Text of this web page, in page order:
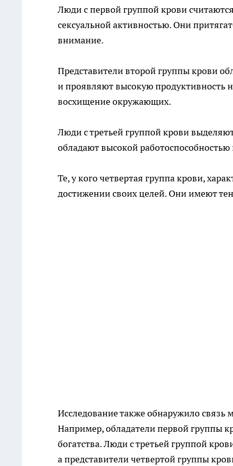
Люди с первой группой крови
сексуальной активностью. Они
внимание.
Представители второй группы крови
и проявляют высокую продуктивность
восхищение окружающих.
Люди с третьей группой крови
обладают высокой
Те, у кого четвертая группа крови,
достижении своих целей. Они имеют
Исследование также обнаружило
Например, обладатели первой группы
богатства. Люди с третьей группой
а представители четвертой группы